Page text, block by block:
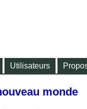
Utilisateurs
monde